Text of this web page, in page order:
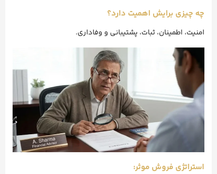
چه چیزی برایش اهمیت دارد؟
امنیت، اطمینان، ثبات، پشتیبانی و وفاداری.
استراتژی فروش موثر: